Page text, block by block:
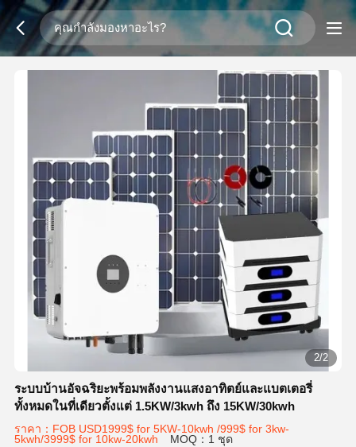
2/2
ระบบบ้านอัจฉริยะพร้อมพลังงานแสงอาทิตย์และแบตเตอรี่
ทั้งหมดในที่เดียวตั้งแต่ 1.5KW/3kwh ถึง 15KW/30kwh
ราคา：FOB USD1999$ for 5KW-10kwh /999$ for 3kw-
5kwh/3999$ for 10kw-20kwh
MOQ：1 ชุด